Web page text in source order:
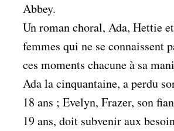
Abbey.
Un roman choral, Ada, Hettie
femmes qui ne se connaissent
ces moments chacune à sa
Ada la cinquantaine, a perdu
18 ans ; Evelyn, Frazer, son
19 ans, doit subvenir aux